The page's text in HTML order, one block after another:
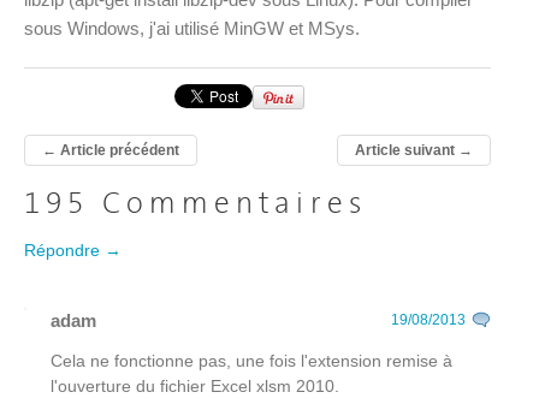
sous Windows, j'ai utilisé MinGW et MSys.
← Article précédent Article suivant→
195 Commentaires
Répondre →
adam 19/08/2013
Cela ne fonctionne pas, une fois l'extension remise à
l'ouverture du fichier Excel xlsm 2010.